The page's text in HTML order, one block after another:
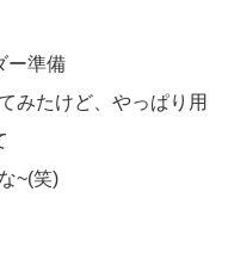
ー準備
みたけど、やっぱり用
~(笑)